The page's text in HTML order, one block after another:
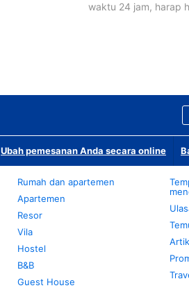
waktu 24 jam, harap
Ubah pemesanan Anda secara online
Rumah dan apartemen
Apartemen
Resor
Vila
Hostel
B&B
Guest House